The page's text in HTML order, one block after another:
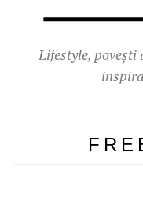
Lifestyle,